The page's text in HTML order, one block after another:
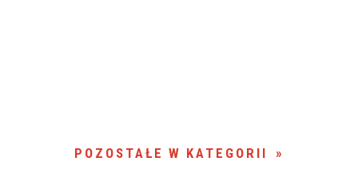
POZOSTAŁE W KATEGORII